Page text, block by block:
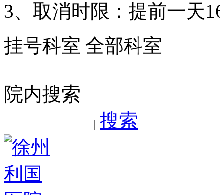
3、取消时限：提前一天
挂号科室 全部科室
院内搜索
搜索